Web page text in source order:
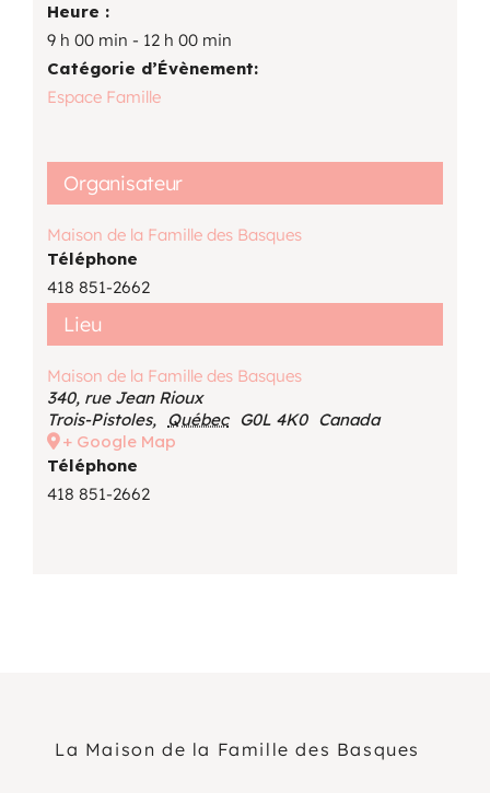
Heure :
9 h 00 min - 12 h 00 min
Catégorie d’Évènement:
Espace Famille
Lieu
Maison de la Famille des Basques
340, rue Jean Rioux
Trois-Pistoles, Québec G0L 4K0 Canada
+ Google Map
Téléphone
418 851-2662
Organisateur
Maison de la Famille des Basques
Téléphone
418 851-2662
La Maison de la Famille des Basques